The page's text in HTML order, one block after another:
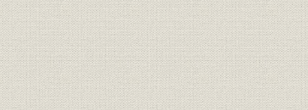
生産 全社粗鋼生産量の推移 昭和46年
生産 鋼材生産量の推移 昭和46年